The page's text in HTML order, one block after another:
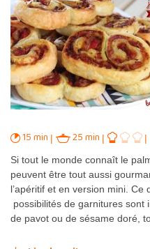
15 min 25 min
Si tout le monde connaît le
peuvent être tout aussi
l’apéritif et en version mini. Ce
possibilités de garnitures sont
de pavot ou de sésame doré,